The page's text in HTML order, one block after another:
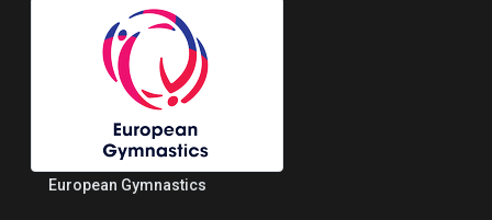
European Gymnastics